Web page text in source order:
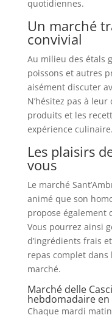
quotidiennes.
Un marché
convivial
Au milieu des étals
poissons et autres
aisément discuter
N’hésitez pas à
produits et les
expérience culinaire.
Les plaisirs
vous
Le marché
animé que son
propose également
Vous pourrez ainsi
d’ingrédients frais
repas complet dans
marché.
Marché delle
hebdomadaire
Chaque mardi